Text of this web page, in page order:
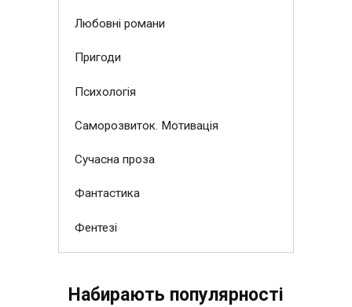
Любовні романи
Пригоди
Психологія
Саморозвиток. Мотивація
Сучасна проза
Фантастика
Фентезі
Набирають популярності